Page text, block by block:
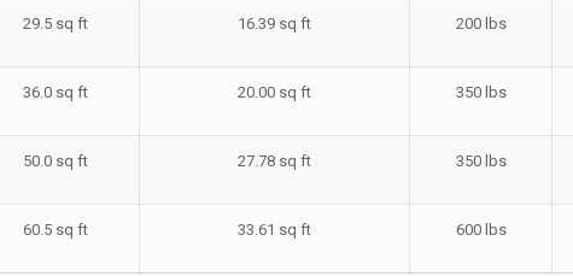
29.5 sq ft 16.39 sq ft 200 lbs
36.0 sq ft 20.00 sq ft 350 lbs
50.0 sq ft 27.78 sq ft 350 lbs
60.5 sq ft 33.61 sq ft 600 lbs